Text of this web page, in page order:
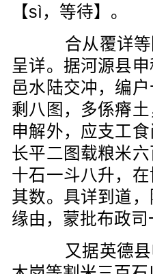
【sì，等待】。
合从覆详等
呈详。据河源县
邑水陆交冲，编
剩八图，多係瘠
申解外，应支工
长平二图载粮米
十石一斗八升，
其数。具详到道
缘由，蒙批布政司
又据英德县